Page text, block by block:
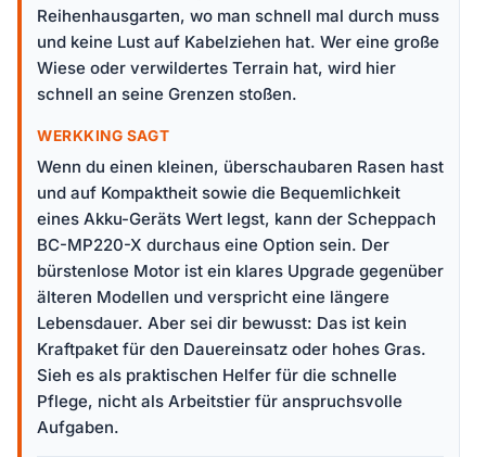
Reihenhausgarten, wo man schnell mal durch muss
und keine Lust auf Kabelziehen hat. Wer eine große
Wiese oder verwildertes Terrain hat, wird hier
schnell an seine Grenzen stoßen.
WERKKING SAGT
Wenn du einen kleinen, überschaubaren Rasen hast
und auf Kompaktheit sowie die Bequemlichkeit
eines Akku-Geräts Wert legst, kann der Scheppach
BC-MP220-X durchaus eine Option sein. Der
bürstenlose Motor ist ein klares Upgrade gegenüber
älteren Modellen und verspricht eine längere
Lebensdauer. Aber sei dir bewusst: Das ist kein
Kraftpaket für den Dauereinsatz oder hohes Gras.
Sieh es als praktischen Helfer für die schnelle
Pflege, nicht als Arbeitstier für anspruchsvolle
Aufgaben.